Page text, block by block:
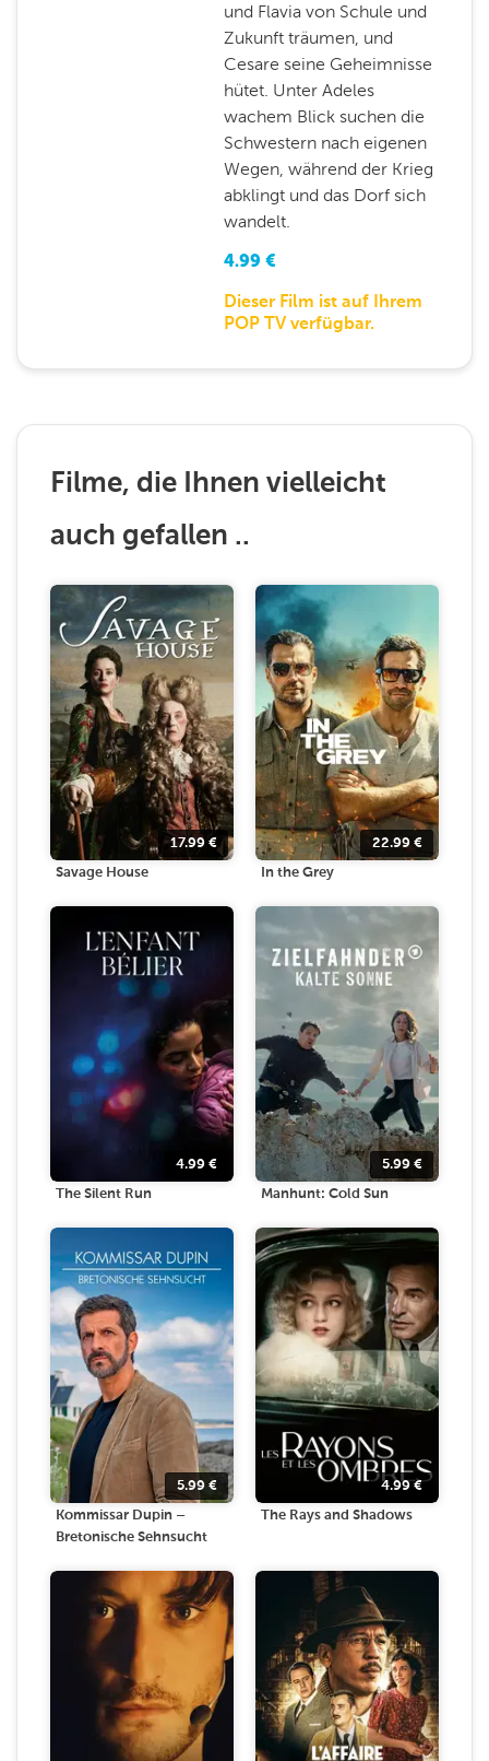
und Flavia von Schule und
Zukunft träumen, und
Cesare seine Geheimnisse
hütet. Unter Adeles
wachem Blick suchen die
Schwestern nach eigenen
Wegen, während der Krieg
abklingt und das Dorf sich
wandelt.
4.99 €
Dieser Film ist auf Ihrem
POP TV verfügbar.
Filme, die Ihnen vielleicht
auch gefallen ..
17.99 €
Savage House
22.99 €
In the Grey
4.99 €
The Silent Run
5.99 €
Manhunt: Cold Sun
5.99 €
Kommissar Dupin –
Bretonische Sehnsucht
4.99€
The Rays and Shadows